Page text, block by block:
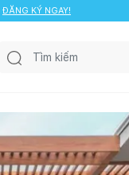
ĐĂNG KÝ NGAY!